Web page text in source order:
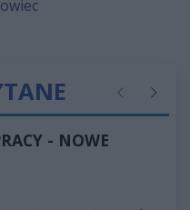
Poprzednie
- NOWE